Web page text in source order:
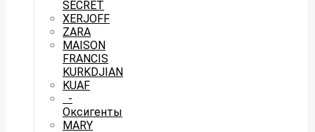
SECRET
XERJOFF
ZARA
MAISON
FRANCIS
KURKDJIAN
KUAF
-
Оксигенты
MARY